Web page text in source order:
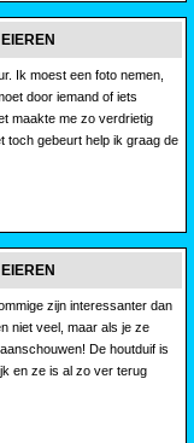
Ik moest een foto nemen,
door iemand of iets
maakte me zo verdrietig
zijn interessanter dan
niet veel, maar als je ze
De houtduif is
en ze is al zo ver terug